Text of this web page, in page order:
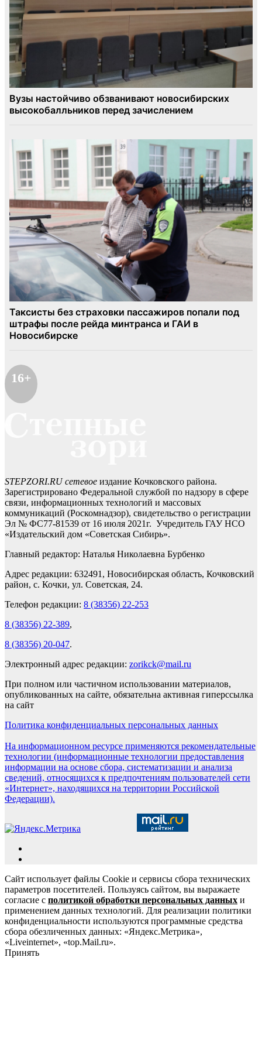
16+
STEPZORI.RU сетевое издание Кочковского района.
Зарегистрировано Федеральной службой по надзору в сфере
связи, информационных технологий и массовых
коммуникаций (Роскомнадзор), свидетельство о регистрации
Эл № ФС77-81539 от 16 июля 2021г. Учредитель ГАУ НСО
«Издательский дом «Советская Сибирь».
Главный редактор: Наталья Николаевна Бурбенко
Адрес редакции: 632491, Новосибирская область, Кочковский
район, с. Кочки, ул. Советская, 24.
Телефон редакции: 8 (38356) 22-253
8 (38356) 22-389,
8 (38356) 20-047.
Электронный адрес редакции: zorikck@mail.ru
При полном или частичном использовании материалов,
опубликованных на сайте, обязательна активная гиперссылка
на сайт
Политика конфиденциальных персональных данных
На информационном ресурсе применяются рекомендательные
технологии (информационные технологии предоставления
информации на основе сбора, систематизации и анализа
сведений, относящихся к предпочтениям пользователей сети
«Интернет», находящихся на территории Российской
Федерации).
Сайт использует файлы Cookie и сервисы сбора технических
параметров посетителей. Пользуясь сайтом, вы выражаете
согласие с политикой обработки персональных данных и
применением данных технологий. Для реализации политики
конфиденциальности используются программные средства
сбора обезличенных данных: «Яндекс.Метрика»,
«Liveinternet», «top.Mail.ru».
Принять